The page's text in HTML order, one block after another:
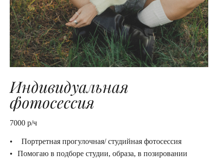
Индивидуальная
фотосессия
7000 р/ч
Портретная прогулочная/ студийная фотосессия
Помогаю в подборе студии, образа, в позировании